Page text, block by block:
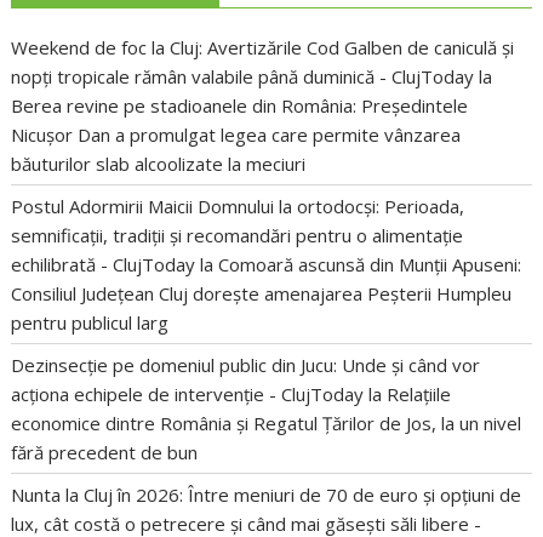
Weekend de foc la Cluj: Avertizările Cod Galben de caniculă și
nopți tropicale rămân valabile până duminică - ClujToday la
Berea revine pe stadioanele din România: Președintele
Nicușor Dan a promulgat legea care permite vânzarea
băuturilor slab alcoolizate la meciuri
Postul Adormirii Maicii Domnului la ortodocși: Perioada,
semnificații, tradiții și recomandări pentru o alimentație
echilibrată - ClujToday laComoară ascunsă din Munții Apuseni:
Consiliul Județean Cluj dorește amenajarea Peșterii Humpleu
pentru publicul larg
Dezinsecție pe domeniul public din Jucu: Unde și când vor
acționa echipele de intervenție - ClujToday la Relațiile
economice dintre România și Regatul Țărilor de Jos, la un nivel
fără precedent de bun
Nunta la Cluj în 2026: Între meniuri de 70 de euro și opțiuni de
lux, cât costă o petrecere și când mai găsești săli libere -